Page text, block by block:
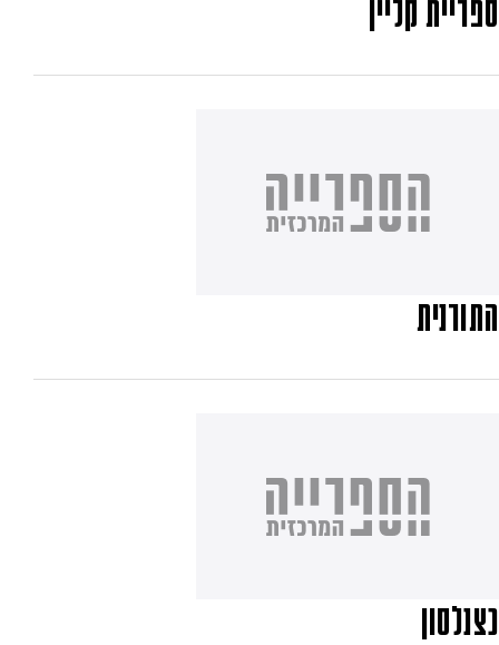
ספריית קליין
התורנית
כצנלסון